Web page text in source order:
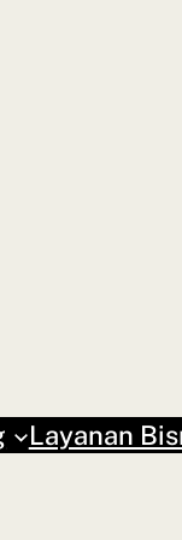
Layanan